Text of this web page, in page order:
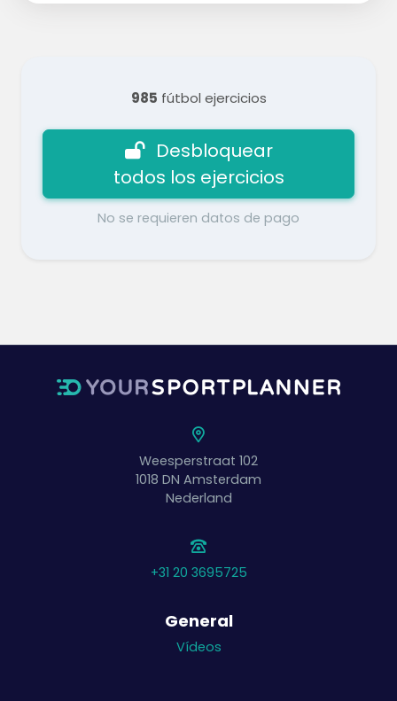
985 fútbol ejercicios
Desbloquear
todos los ejercicios
No se requieren datos de pago
Weesperstraat 102
1018 DN Amsterdam
Nederland
+31 20 3695725
General
Vídeos